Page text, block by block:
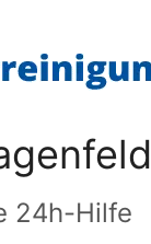
24h-Hilfe